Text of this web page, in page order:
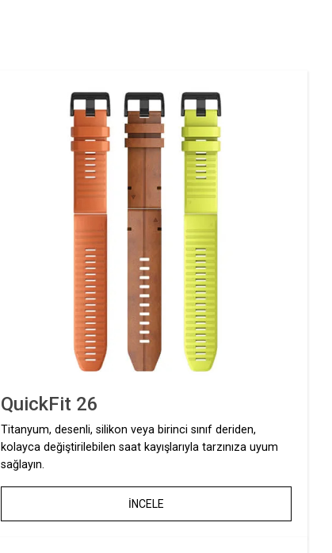
QuickFit 26
Titanyum, desenli, silikon veya birinci sınıf deriden,
kolayca değiştirilebilen saat kayışlarıyla tarzınıza uyum
sağlayın.
İNCELE